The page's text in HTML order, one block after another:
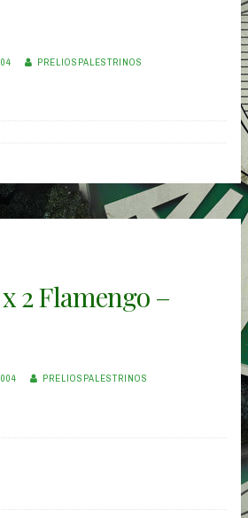
PRELIOSPALESTRINOS
2 Flamengo –
PRELIOSPALESTRINOS